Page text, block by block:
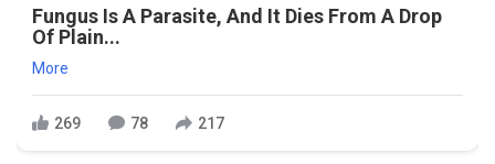
Fungus Is A Parasite, And It Dies From A Drop
Of Plain...
More
269 78 217